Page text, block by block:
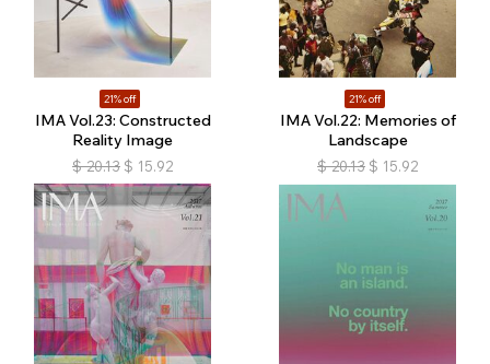
21% off
IMA Vol.23: Constructed
Reality Image
$ 20.13 $ 15.92
21% off
IMA Vol.22: Memories of
Landscape
$ 20.13 $ 15.92